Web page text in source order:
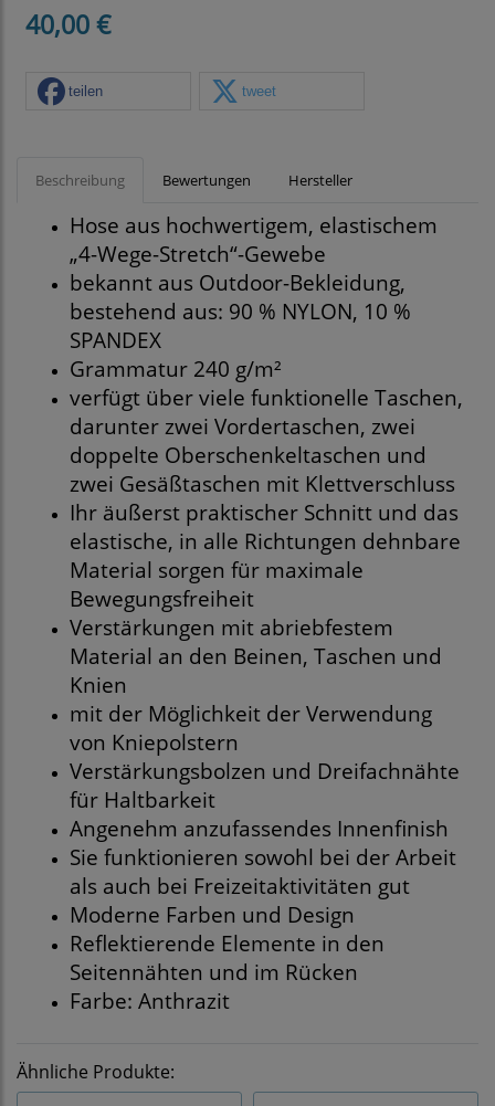
40,00 €
teilen tweet
Beschreibung Bewertungen Hersteller
Hose aus hochwertigem, elastischem
„4-Wege-Stretch“-Gewebe
bekannt aus Outdoor-Bekleidung,
bestehend aus: 90 % NYLON, 10 %
SPANDEX
Grammatur 240 g/m²
verfügt über viele funktionelle Taschen,
darunter zwei Vordertaschen, zwei
doppelte Oberschenkeltaschen und
zwei Gesäßtaschen mit Klettverschluss
Ihr äußerst praktischer Schnitt und das
elastische, in alle Richtungen dehnbare
Material sorgen für maximale
Bewegungsfreiheit
Verstärkungen mit abriebfestem
Material an den Beinen, Taschen und
Knien
mit der Möglichkeit der Verwendung
von Kniepolstern
Verstärkungsbolzen und Dreifachnähte
für Haltbarkeit
Angenehm anzufassendes Innenfinish
Sie funktionieren sowohl bei der Arbeit
als auch bei Freizeitaktivitäten gut
Moderne Farben und Design
Reflektierende Elemente in den
Seitennähten und im Rücken
Farbe: Anthrazit
Ähnliche Produkte: